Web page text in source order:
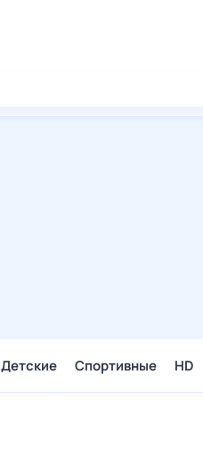
Детские Спортивные HD